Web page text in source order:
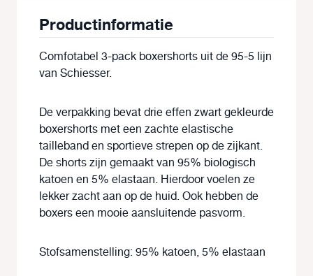
Productinformatie
Comfotabel 3-pack boxershorts uit de 95-5 lijn
van Schiesser.
De verpakking bevat drie effen zwart gekleurde
boxershorts met een zachte elastische
tailleband en sportieve strepen op de zijkant.
De shorts zijn gemaakt van 95% biologisch
katoen en 5% elastaan. Hierdoor voelen ze
lekker zacht aan op de huid. Ook hebben de
boxers een mooie aansluitende pasvorm.
Stofsamenstelling: 95% katoen, 5% elastaan